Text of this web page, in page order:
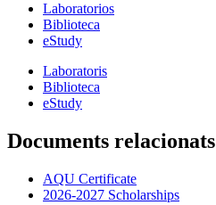
Laboratorios
Biblioteca
eStudy
Laboratoris
Biblioteca
eStudy
Documents relacionats
AQU Certificate
2026-2027 Scholarships